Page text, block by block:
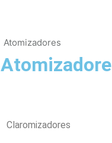
Atomizadores
Claromizadores